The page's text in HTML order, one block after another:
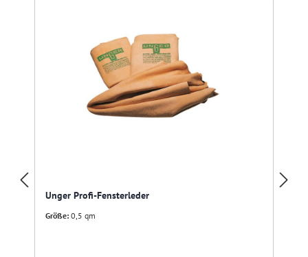
Unger Profi-Fensterleder
Größe: 0,5 qm